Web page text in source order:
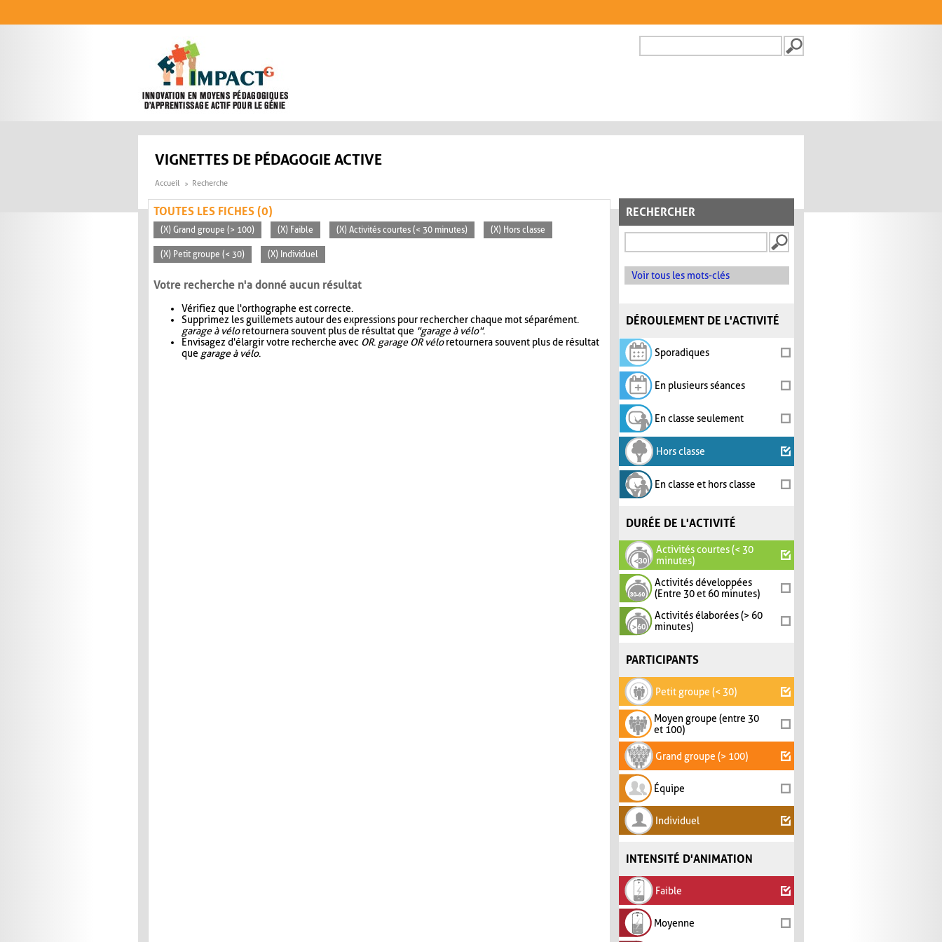
FORMULAIRE DE
VIGNETTES DE PÉDAGOGIE ACTIVE
Accueil Recherche
RECHERCHER
Voir tous les mots-clés
DÉROULEMENT DE L'ACTIVITÉ
Sporadiques
En plusieurs séances
En classe seulement
Hors classe
En classe et hors classe
DURÉE DE L'ACTIVITÉ
Activités courtes (< 30
minutes)
Activités développées
(Entre 30 et 60 minutes)
Activités élaborées (> 60
minutes)
PARTICIPANTS
Petit groupe (< 30)
Moyen groupe (entre 30
et 100)
Grand groupe (> 100)
Équipe
Individuel
INTENSITÉ D'ANIMATION
Faible
Moyenne
TOUTES LES FICHES (0)
(X) Grand groupe (> 100) (X) Faible (X) Activités courtes (< 30 minutes) (X) Hors classe
(X) Petit groupe (< 30) (X) Individuel
Votre recherche n'a donné aucun résultat
Vérifiez que l'orthographe est correcte.
Supprimez les guillemets autour des expressions pour rechercher chaque mot séparément.
garage à véloretournera souvent plus de résultat que "garage à vélo".
Envisagez d'élargir votre recherche avec OR. garage OR véloretournera souvent plus de résultat
que garage à vélo.